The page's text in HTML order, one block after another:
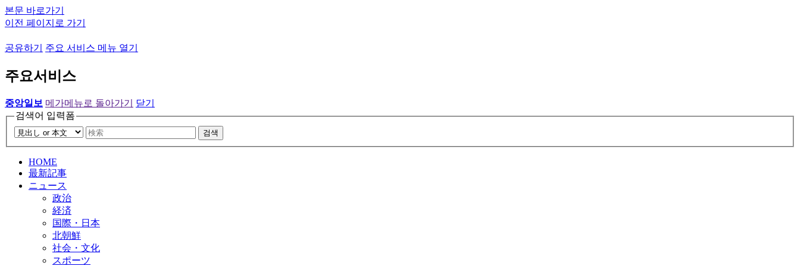
본문 바로가기
이전 페이지로 가기
공유하기 주요 서비스 메뉴 열기
주요서비스
중앙일보 메가메뉴로 돌아가기
닫기
검색어 입력폼
검색
HOME
最新記事
ニュース
政治
経済
国際・日本
北朝鮮
社会・文化
スポーツ